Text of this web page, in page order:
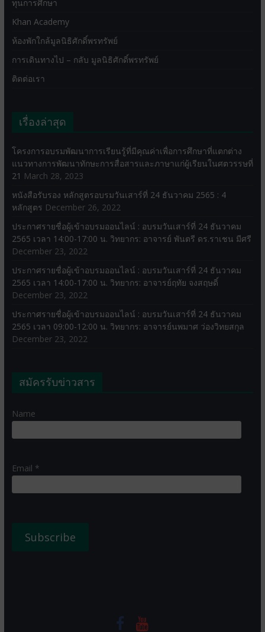
ทุนการศึกษา
Khan Academy
ห้องพักใกล้มูลนิธิศักดิ์พรทรัพย์
การเดินทางไป – กลับ มูลนิธิศักดิ์พรทรัพย์
ติดต่อเรา
เรื่องล่าสุด
โครงการอบรมพัฒนาการเรียนรู้ที่มีคุณค่าเพื่อการศึกษาที่แตกต่าง
แนวทางการพัฒนาทักษะการสื่อสารและภาษาแก่ผู้เรียนในศตวรรษที่
21 March 28, 2023
หนังสือรับรอง หลักสูตรอบรมวันเสาร์ที่ 24 ธันวาคม 2565 : 4
หลักสูตร December 26, 2022
ประกาศรายชื่อผู้เข้าอบรมออนไลน์ : อบรมวันเสาร์ที่ 24 ธันวาคม
2565 เวลา 14:00-17:00 น. วิทยากร: อาจารย์ พันตรี ดร.ราเชน มีศรี
December 23, 2022
ประกาศรายชื่อผู้เข้าอบรมออนไลน์ : อบรมวันเสาร์ที่ 24 ธันวาคม
2565 เวลา 14:00-17:00 น. วิทยากร: อาจารย์ฤทัย จงสฤษดิ์
December 23, 2022
ประกาศรายชื่อผู้เข้าอบรมออนไลน์ : อบรมวันเสาร์ที่ 24 ธันวาคม
2565 เวลา 09:00-12:00 น. วิทยากร: อาจารย์นพมาศ ว่องวิทยสกุล
December 23, 2022
สมัครรับข่าวสาร
Name
Email *